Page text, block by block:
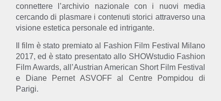
connettere l’archivio nazionale con i nuovi media
cercando di plasmare i contenuti storici attraverso una
visione estetica personale ed intrigante.
Il film è stato premiato al Fashion Film Festival Milano
2017, ed è stato presentato allo SHOWstudio Fashion
Film Awards, all’Austrian American Short Film Festival
e Diane Pernet ASVOFF al Centre Pompidou di
Parigi.